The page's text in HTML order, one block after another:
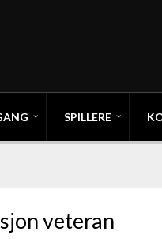
SPILLERE
veteran